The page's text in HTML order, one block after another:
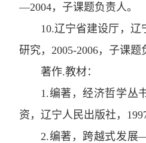
—2004， 子课题负责人。
10.辽宁省建设厅 ， 辽
研究， 2005-2006， 子课题
著作.教材：
1 .编著 ，经济哲学丛
资 ， 辽宁人民出版社 ，
2.编著 ， 跨越式发展